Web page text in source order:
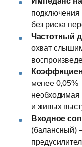
подключения
без риска
Частотный
охват
менее 0,05%
необходимая
и живых
Входное
(балансный)